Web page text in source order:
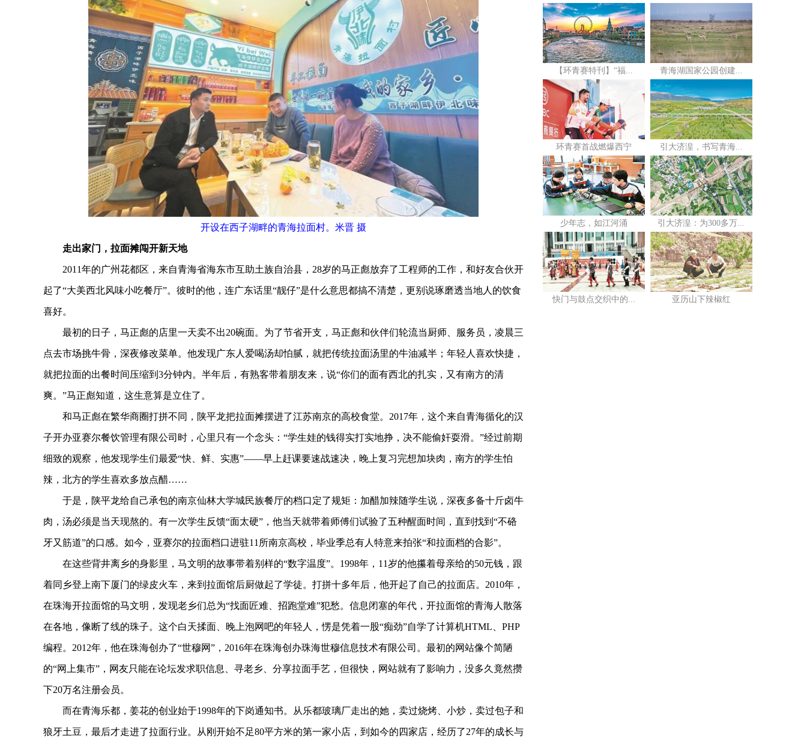
开设在西子湖畔的青海拉面村。米晋 摄
走出家门，拉面摊闯开新天地
2011年的广州花都区，来自青海省海东市互助土族自治县，28岁的马正彪放弃了工程师的工作，和好友合伙开
起了“大美西北风味小吃餐厅”。彼时的他，连广东话里“靓仔”是什么意思都搞不清楚，更别说琢磨透当地人的饮食
喜好。
最初的日子，马正彪的店里一天卖不出20碗面。为了节省开支，马正彪和伙伴们轮流当厨师、服务员，凌晨三
点去市场挑牛骨，深夜修改菜单。他发现广东人爱喝汤却怕腻，就把传统拉面汤里的牛油减半；年轻人喜欢快捷，
就把拉面的出餐时间压缩到3分钟内。半年后，有熟客带着朋友来，说“你们的面有西北的扎实，又有南方的清
爽。”马正彪知道，这生意算是立住了。
和马正彪在繁华商圈打拼不同，陕平龙把拉面摊摆进了江苏南京的高校食堂。2017年，这个来自青海循化的汉
子开办亚赛尔餐饮管理有限公司时，心里只有一个念头：“学生娃的钱得实打实地挣，决不能偷奸耍滑。”经过前期
细致的观察，他发现学生们最爱“快、鲜、实惠”——早上赶课要速战速决，晚上复习完想加块肉，南方的学生怕
辣，北方的学生喜欢多放点醋……
于是，陕平龙给自己承包的南京仙林大学城民族餐厅的档口定了规矩：加醋加辣随学生说，深夜多备十斤卤牛
肉，汤必须是当天现熬的。有一次学生反馈“面太硬”，他当天就带着师傅们试验了五种醒面时间，直到找到“不硌
牙又筋道”的口感。如今，亚赛尔的拉面档口进驻11所南京高校，毕业季总有人特意来拍张“和拉面档的合影”。
在这些背井离乡的身影里，马文明的故事带着别样的“数字温度”。1998年，11岁的他攥着母亲给的50元钱，跟
着同乡登上南下厦门的绿皮火车，来到拉面馆后厨做起了学徒。打拼十多年后，他开起了自己的拉面店。2010年，
在珠海开拉面馆的马文明，发现老乡们总为“找面匠难、招跑堂难”犯愁。信息闭塞的年代，开拉面馆的青海人散落
在各地，像断了线的珠子。这个白天揉面、晚上泡网吧的年轻人，愣是凭着一股“痴劲”自学了计算机HTML、PHP
编程。2012年，他在珠海创办了“世穆网”，2016年在珠海创办珠海世穆信息技术有限公司。最初的网站像个简陋
的“网上集市”，网友只能在论坛发求职信息、寻老乡、分享拉面手艺，但很快，网站就有了影响力，没多久竟然攒
下20万名注册会员。
而在青海乐都，姜花的创业始于1998年的下岗通知书。从乐都玻璃厂走出的她，卖过烧烤、小炒，卖过包子和
狼牙土豆，最后才走进了拉面行业。从刚开始不足80平方米的第一家小店，到如今的四家店，经历了27年的成长与
【环青赛特刊】“福... 青海湖国家公园创建...
环青赛首战燃爆西宁 引大济湟，书写青海...
少年志，如江河涌 引大济湟：为300多万...
快门与鼓点交织中的... 亚历山下辣椒红